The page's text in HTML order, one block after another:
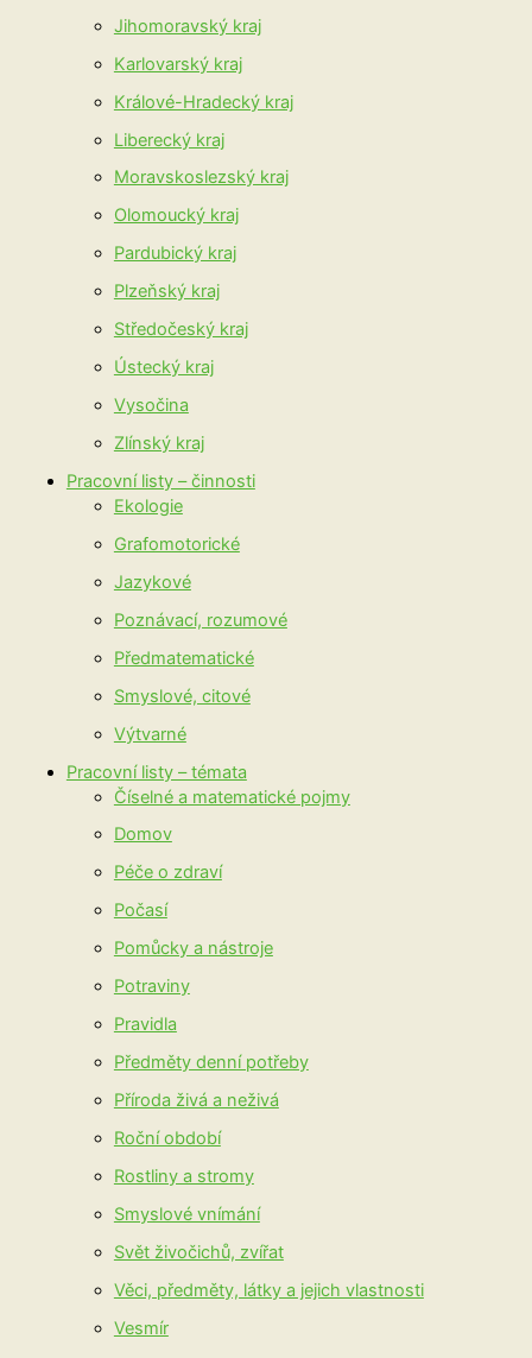
Jihomoravský kraj
Karlovarský kraj
Králové-Hradecký kraj
Liberecký kraj
Moravskoslezský kraj
Olomoucký kraj
Pardubický kraj
Plzeňský kraj
Středočeský kraj
Ústecký kraj
Vysočina
Zlínský kraj
Pracovní listy – činnosti
Ekologie
Grafomotorické
Jazykové
Poznávací, rozumové
Předmatematické
Smyslové, citové
Výtvarné
Pracovní listy – témata
Číselné a matematické pojmy
Domov
Péče o zdraví
Počasí
Pomůcky a nástroje
Potraviny
Pravidla
Předměty denní potřeby
Příroda živá a neživá
Roční období
Rostliny a stromy
Smyslové vnímání
Svět živočichů, zvířat
Věci, předměty, látky a jejich vlastnosti
Vesmír